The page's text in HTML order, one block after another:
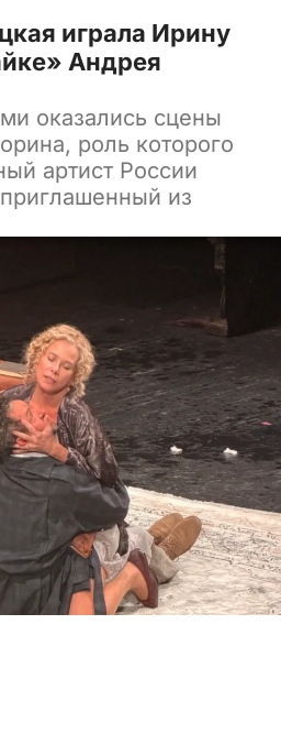
играла Ирину
Андрея
оказались сцены
роль которого
артист России
из